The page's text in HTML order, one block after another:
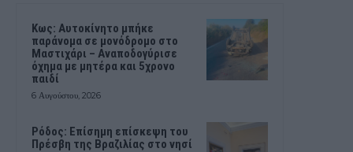
Kως: Αυτοκίνητο μπήκε
παράνομα σε μονόδρομο στο
Μαστιχάρι – Αναποδογύρισε
όχημα με μητέρα και 5χρονο
παιδί
6 Αυγούστου, 2026
Ρόδος: Επίσημη επίσκεψη του
Πρέσβη της Βραζιλίας στο νησί